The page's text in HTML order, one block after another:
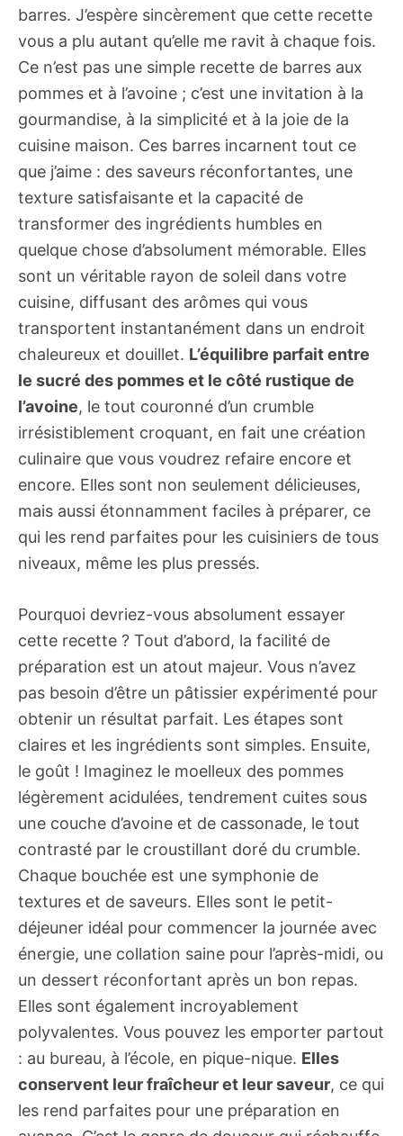
barres. J’espère sincèrement que cette recette
vous a plu autant qu’elle me ravit à chaque fois.
Ce n’est pas une simple recette de barres aux
pommes et à l’avoine ; c’est une invitation à la
gourmandise, à la simplicité et à la joie de la
cuisine maison. Ces barres incarnent tout ce
que j’aime : des saveurs réconfortantes, une
texture satisfaisante et la capacité de
transformer des ingrédients humbles en
quelque chose d’absolument mémorable. Elles
sont un véritable rayon de soleil dans votre
cuisine, diffusant des arômes qui vous
transportent instantanément dans un endroit
chaleureux et douillet. L’équilibre parfait entre
le sucré des pommes et le côté rustique de
l’avoine, le tout couronné d’un crumble
irrésistiblement croquant, en fait une création
culinaire que vous voudrez refaire encore et
encore. Elles sont non seulement délicieuses,
mais aussi étonnamment faciles à préparer, ce
qui les rend parfaites pour les cuisiniers de tous
niveaux, même les plus pressés.
Pourquoi devriez-vous absolument essayer
cette recette ? Tout d’abord, la facilité de
préparation est un atout majeur. Vous n’avez
pas besoin d’être un pâtissier expérimenté pour
obtenir un résultat parfait. Les étapes sont
claires et les ingrédients sont simples. Ensuite,
le goût ! Imaginez le moelleux des pommes
légèrement acidulées, tendrement cuites sous
une couche d’avoine et de cassonade, le tout
contrasté par le croustillant doré du crumble.
Chaque bouchée est une symphonie de
textures et de saveurs. Elles sont le petit-
déjeuner idéal pour commencer la journée avec
énergie, une collation saine pour l’après-midi, ou
un dessert réconfortant après un bon repas.
Elles sont également incroyablement
polyvalentes. Vous pouvez les emporter partout
: au bureau, à l’école, en pique-nique. Elles
conservent leur fraîcheur et leur saveur, ce qui
les rend parfaites pour une préparation en